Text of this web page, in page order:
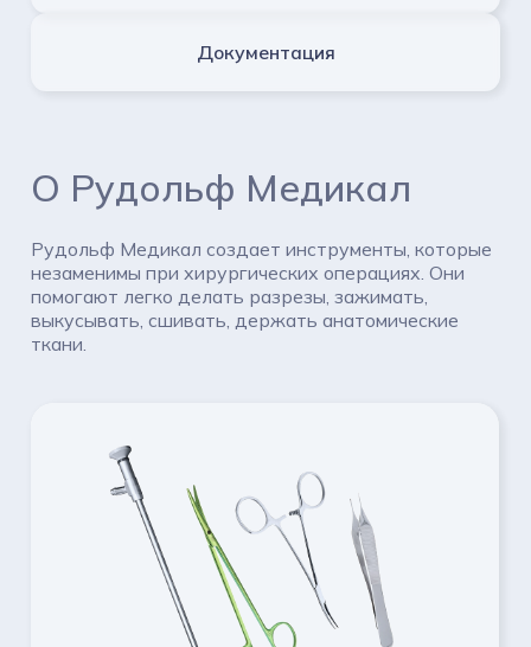
Документация
О Рудольф Медикал
Рудольф Медикал создает инструменты, которые
незаменимы при хирургическихоперациях. Они
помогают легко делать разрезы, зажимать,
выкусывать, сшивать, держатьанатомические
ткани.